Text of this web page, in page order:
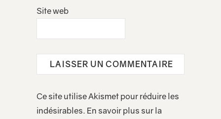
Site web
Ce site utilise Akismet pour réduire les
indésirables. En savoir plus sur la